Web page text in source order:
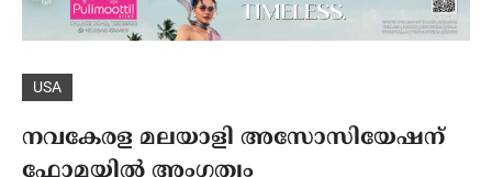
USA
നവകേരള മലയാളി അസോസിയേഷന്